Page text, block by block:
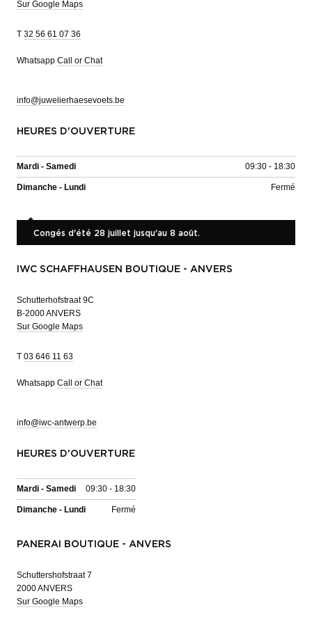
Sur Google Maps
T 32 56 61 07 36
Whatsapp Call or Chat
info@juwelierhaesevoets.be
HEURES D'OUVERTURE
Mardi - Samedi 09:30 - 18:30
Dimanche - Lundi Fermé
Congés d'été 28 juillet jusqu'au 8 août.
IWC SCHAFFHAUSEN BOUTIQUE - ANVERS
Schutterhofstraat 9C
B-2000 ANVERS
Sur Google Maps
T 03 646 11 63
Whatsapp Call or Chat
info@iwc-antwerp.be
HEURES D'OUVERTURE
Mardi - Samedi 09:30 - 18:30
Dimanche - Lundi Fermé
PANERAI BOUTIQUE - ANVERS
Schuttershofstraat 7
2000 ANVERS
Sur Google Maps